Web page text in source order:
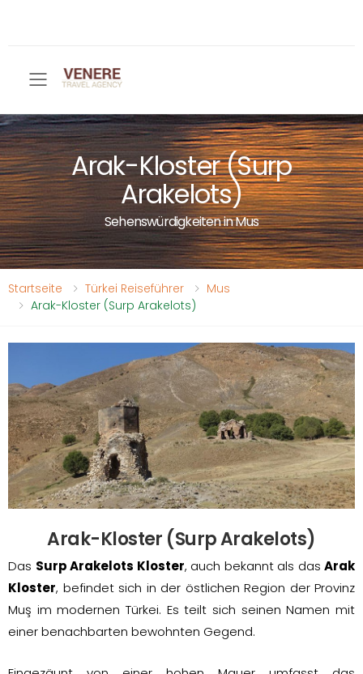
Toggle mobile menu
Arak-Kloster (Surp
Arakelots)
Sehenswürdigkeiten in Mus
Startseite Türkei Reiseführer
Mus
Arak-Kloster (Surp Arakelots)
Arak-Kloster (Surp Arakelots)
Das Surp Arakelots Kloster, auch bekannt als das Arak
Kloster, befindet sich in der östlichen Region der Provinz
Muş im modernen Türkei. Es teilt sich seinen Namen mit
einer benachbarten bewohnten Gegend.